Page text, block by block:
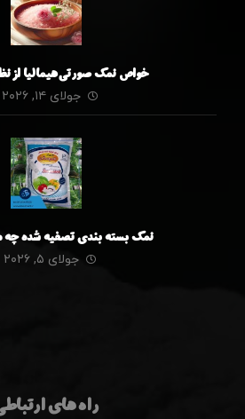
خواص نمک صورتی هیمالیا از
جولای ۱۴, ۲۰۲۶
نمک بسته بندی تصفیه شده چه
جولای ۵, ۲۰۲۶
راه های